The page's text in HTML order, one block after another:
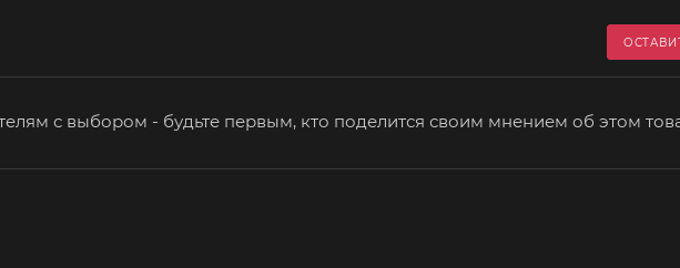
с выбором - будьте первым, кто поделится своим мнением об этом